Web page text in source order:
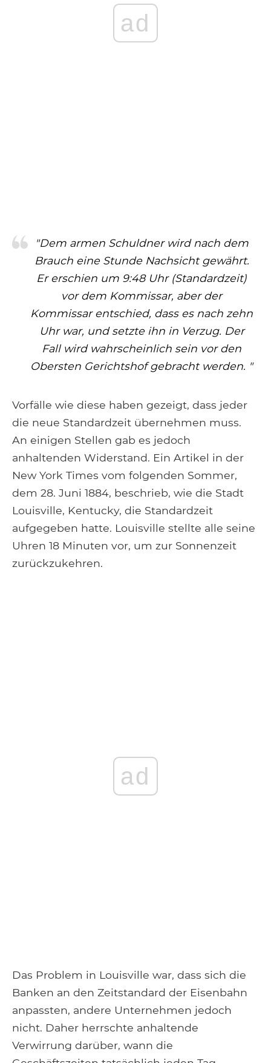
ad
"Dem armen Schuldner wird nach dem
Brauch eine Stunde Nachsicht gewährt.
Er erschien um 9:48 Uhr (Standardzeit)
vor dem Kommissar, aber der
Kommissar entschied, dass es nach zehn
Uhr war, und setzte ihn in Verzug. Der
Fall wird wahrscheinlich sein vor den
Obersten Gerichtshof gebracht werden. "
Vorfälle wie diese haben gezeigt, dass jeder
die neue Standardzeit übernehmen muss.
An einigen Stellen gab es jedoch
anhaltenden Widerstand. Ein Artikel in der
New York Times vom folgenden Sommer,
dem 28. Juni 1884, beschrieb, wie die Stadt
Louisville, Kentucky, die Standardzeit
aufgegeben hatte. Louisville stellte alle seine
Uhren 18 Minuten vor, um zur Sonnenzeit
zurückzukehren.
ad
Das Problem in Louisville war, dass sich die
Banken an den Zeitstandard der Eisenbahn
anpassten, andere Unternehmen jedoch
nicht. Daher herrschte anhaltende
Verwirrung darüber, wann die